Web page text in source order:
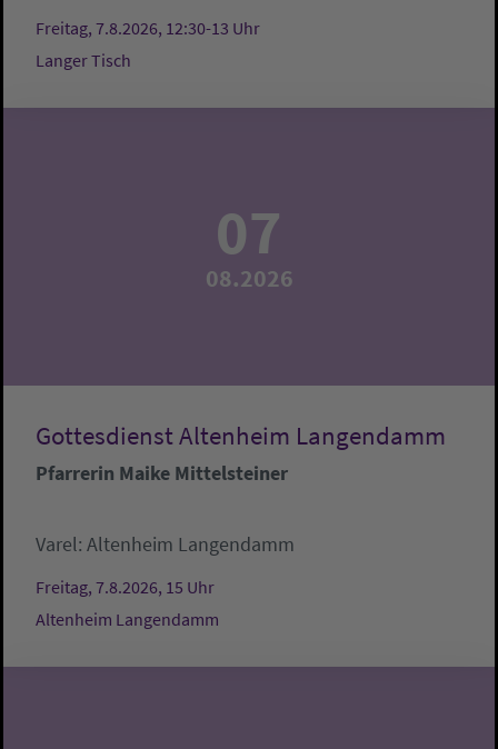
Freitag, 7.8.2026, 12:30-13 Uhr
Langer Tisch
07
08.2026
Gottesdienst Altenheim Langendamm
Pfarrerin Maike Mittelsteiner
Varel: Altenheim Langendamm
Freitag, 7.8.2026, 15 Uhr
Altenheim Langendamm